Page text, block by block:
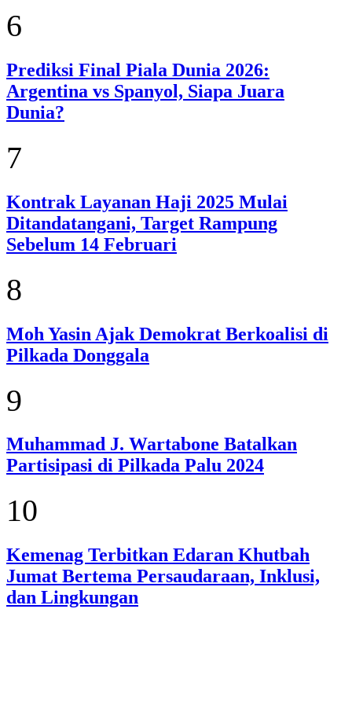
6
Prediksi Final Piala Dunia 2026:
Argentina vs Spanyol, Siapa Juara
Dunia?
7
Kontrak Layanan Haji 2025 Mulai
Ditandatangani, Target Rampung
Sebelum 14 Februari
8
Moh Yasin Ajak Demokrat Berkoalisi di
Pilkada Donggala
9
Muhammad J. Wartabone Batalkan
Partisipasi di Pilkada Palu 2024
10
Kemenag Terbitkan Edaran Khutbah
Jumat Bertema Persaudaraan, Inklusi,
dan Lingkungan